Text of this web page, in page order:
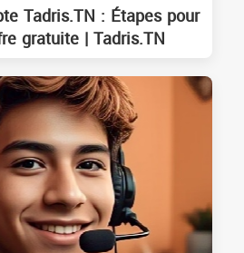
Tadris.TN : Étapes pour
gratuite | Tadris.TN